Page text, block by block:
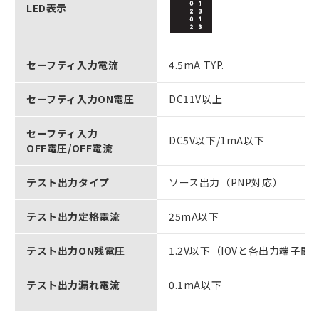
LED表示
セーフティ入力電流 4.5mA TYP.
セーフティ入力ON電圧 DC11V以上
セーフティ入力
OFF電圧/OFF電流
DC5V以下/1mA以下
テスト出力タイプ ソース出力（PNP対応）
テスト出力定格電流 25mA以下
テスト出力ON残電圧 1.2V以下（IOVと各出力端子間
テスト出力漏れ電流 0.1mA以下